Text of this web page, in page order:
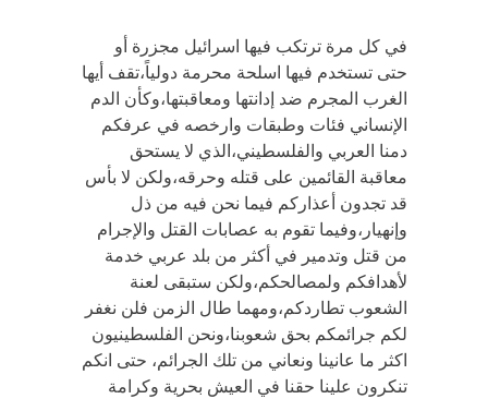
في كل مرة ترتكب فيها اسرائيل مجزرة أو
حتى تستخدم فيها اسلحة محرمة دولياً،تقف أيها
الغرب المجرم ضد إدانتها ومعاقبتها،وكأن الدم
الإنساني فئات وطبقات وارخصه في عرفكم
دمنا العربي والفلسطيني،الذي لا يستحق
معاقبة القائمين على قتله وحرقه،ولكن لا بأس
قد تجدون أعذاركم فيما نحن فيه من ذل
وإنهيار،وفيما تقوم به عصابات القتل والإجرام
من قتل وتدمير في أكثر من بلد عربي خدمة
لأهدافكم ولمصالحكم،ولكن ستبقى لعنة
الشعوب تطاردكم،ومهما طال الزمن فلن نغفر
لكم جرائمكم بحق شعوبنا،ونحن الفلسطينيون
اكثر ما عانينا ونعاني من تلك الجرائم، حتى انكم
تنكرون علينا حقنا في العيش بحرية وكرامة